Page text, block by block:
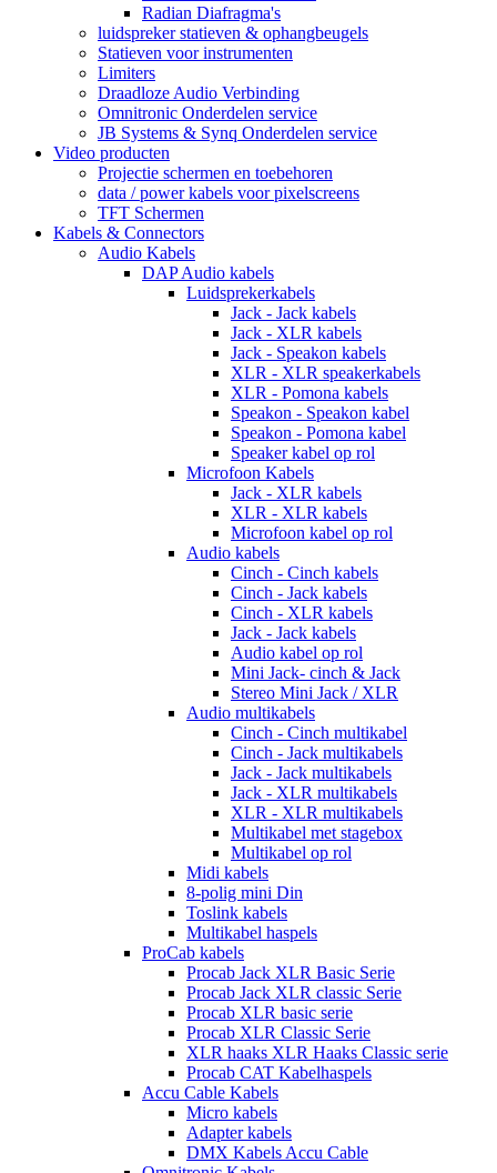
Radian Diafragma's
luidspreker statieven & ophangbeugels
Statieven voor instrumenten
Limiters
Draadloze Audio Verbinding
Omnitronic Onderdelen service
JB Systems & Synq Onderdelen service
Video producten
Projectie schermen en toebehoren
data / power kabels voor pixelscreens
TFT Schermen
Kabels & Connectors
Audio Kabels
DAP Audio kabels
Luidsprekerkabels
Jack - Jack kabels
Jack - XLR kabels
Jack - Speakon kabels
XLR - XLR speakerkabels
XLR - Pomona kabels
Speakon - Speakon kabel
Speakon - Pomona kabel
Speaker kabel op rol
Microfoon Kabels
Jack - XLR kabels
XLR - XLR kabels
Microfoon kabel op rol
Audio kabels
Cinch - Cinch kabels
Cinch - Jack kabels
Cinch - XLR kabels
Jack - Jack kabels
Audio kabel op rol
Mini Jack- cinch & Jack
Stereo Mini Jack / XLR
Audio multikabels
Cinch - Cinch multikabel
Cinch - Jack multikabels
Jack - Jack multikabels
Jack - XLR multikabels
XLR - XLR multikabels
Multikabel met stagebox
Multikabel op rol
Midi kabels
8-polig mini Din
Toslink kabels
Multikabel haspels
ProCab kabels
Procab Jack XLR Basic Serie
Procab Jack XLR classic Serie
Procab XLR basic serie
Procab XLR Classic Serie
XLR haaks XLR Haaks Classic serie
Procab CAT Kabelhaspels
Accu Cable Kabels
Micro kabels
Adapter kabels
DMX Kabels Accu Cable